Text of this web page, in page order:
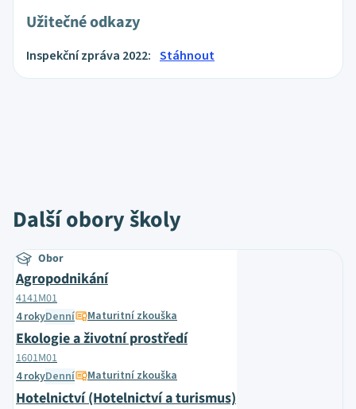
Užitečné odkazy
Inspekční zpráva 2022: Stáhnout
Další obory školy
Obor
Agropodnikání
4141M01
4 rokyDenní Maturitní zkouška
Ekologie a životní prostředí
1601M01
4 rokyDenní Maturitní zkouška
Hotelnictví (Hotelnictví a turismus)